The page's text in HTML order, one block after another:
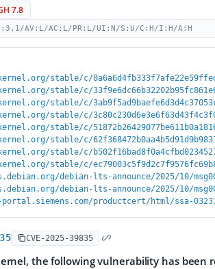
7.8
AV:L/AC:L/PR:L/UI:N/S:U/C:H/I:H/A:H
stable/c/
stable/c/
stable/c/
stable/c/
stable/c/
stable/c/
stable/c/
stable/c/
debian-lts-announce/2025/10/
debian-lts-announce/2025/10/
productcert/html/ssa-
CVE-2025-39835
the following vulnerability has been